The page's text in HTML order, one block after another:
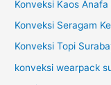
Konveksi Kaos
Konveksi Seragam
Konveksi Topi
konveksi wearpack